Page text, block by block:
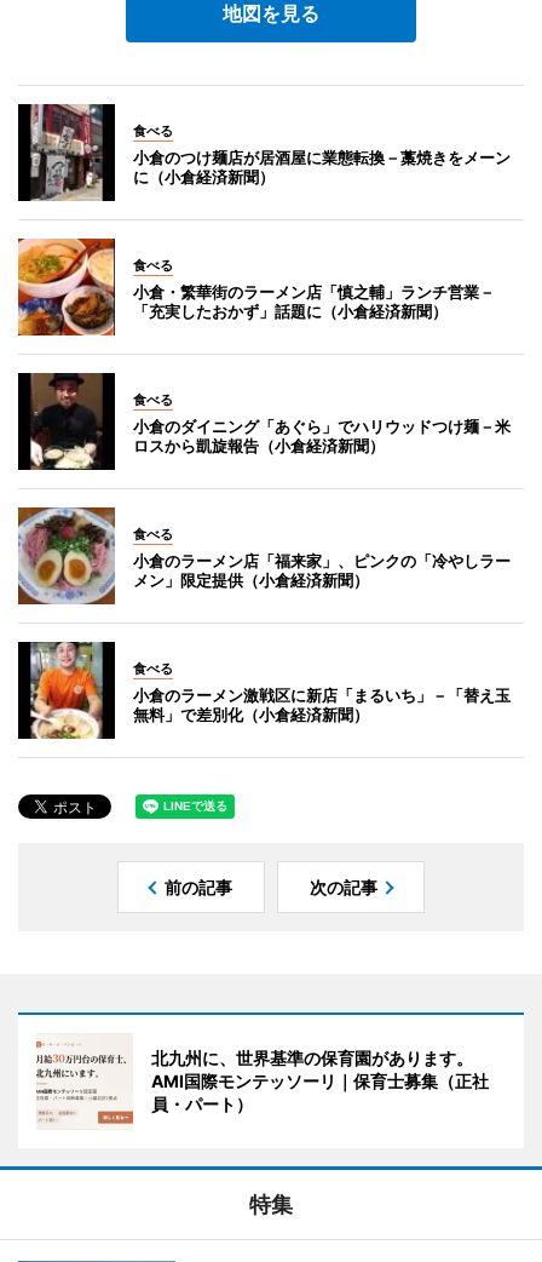
地図を見る
食べる
小倉のつけ麺店が居酒屋に業態転換－藁焼きをメーン
に（小倉経済新聞）
食べる
小倉・繁華街のラーメン店「慎之輔」ランチ営業－
「充実したおかず」話題に（小倉経済新聞）
食べる
小倉のダイニング「あぐら」でハリウッドつけ麺－米
ロスから凱旋報告（小倉経済新聞）
食べる
小倉のラーメン店「福来家」、ピンクの「冷やしラー
メン」限定提供（小倉経済新聞）
食べる
小倉のラーメン激戦区に新店「まるいち」－「替え玉
無料」で差別化（小倉経済新聞）
前の記事 次の記事
北九州に、世界基準の保育園があります。
AMI国際モンテッソーリ｜保育士募集（正社
員・パート）
特集